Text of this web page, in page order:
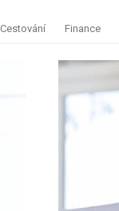
Cestování Finance